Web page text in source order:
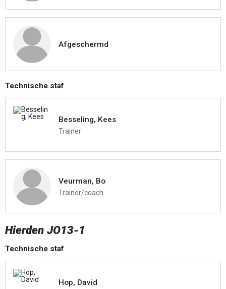
Afgeschermd
Technische staf
Besseling, Kees
Trainer
Veurman, Bo
Trainer/coach
Hierden JO13-1
Technische staf
Hop, David